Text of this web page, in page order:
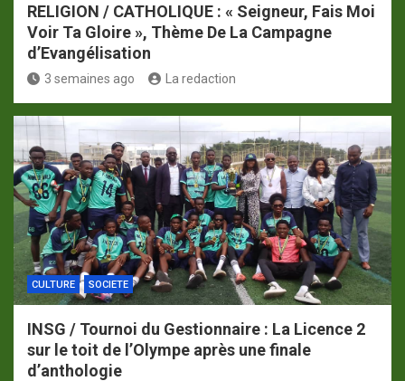
RELIGION / CATHOLIQUE : « Seigneur, Fais Moi
Voir Ta Gloire », Thème De La Campagne
d’Evangélisation
3 semaines ago La redaction
CULTURE SOCIETE
INSG / Tournoi du Gestionnaire : La Licence 2
sur le toit de l’Olympe après une finale
d’anthologie